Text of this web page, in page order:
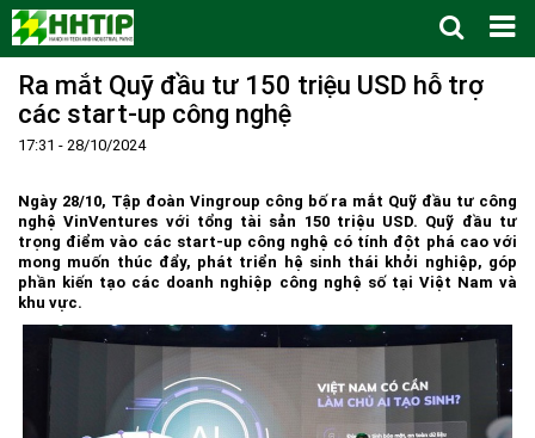
Trang Chủ
Giới thiệu
Tầm nhìn - Sứ mệnh
Lãnh đạo Ban Quản lý
Cơ cấu tổ chức
Chức năng, nhiệm vụ
Ban Quản lý Khu
Chính sách mới
Doanh nghiệp
Hợp tác quốc tế
Đào tạo và Nghiên cứu
Cách mạng công nghiệp lần thứ 4
Quy hoạch ▼
Quy hoạch tổng thể
Quy hoạch khu chức năng
Ưu thế ▼
Vị trí
Cơ sở hạ tầng
Cơ chế ưu đãi đầu tư
Cơ chế Một cửa
Nguồn nhân lực
Nhà đầu tư
Hướng dẫn đầu tư
Trình tự, thủ tục đầu tư
Tiêu chí đầu tư
Lĩnh vực đầu tư
Văn bản pháp luật
Các thủ tục hành chính
Doanh nghiệp
▼
Thông báo chung
Ra mắt Quỹ đầu tư 150 triệu USD hỗ trợ
các start-up công nghệ
17:31 - 28/10/2024
Ngày 28/10, Tập đoàn Vingroup công bố ra mắt Quỹ đầu tư công
nghệ VinVentures với tổng tài sản 150 triệu USD. Quỹ đầu tư
trọng điểm vào các start-up công nghệ có tính đột phá cao với
mong muốn thúc đẩy, phát triển hệ sinh thái khởi nghiệp, góp
phần kiến tạo các doanh nghiệp công nghệ số tại Việt Nam và
khu vực.